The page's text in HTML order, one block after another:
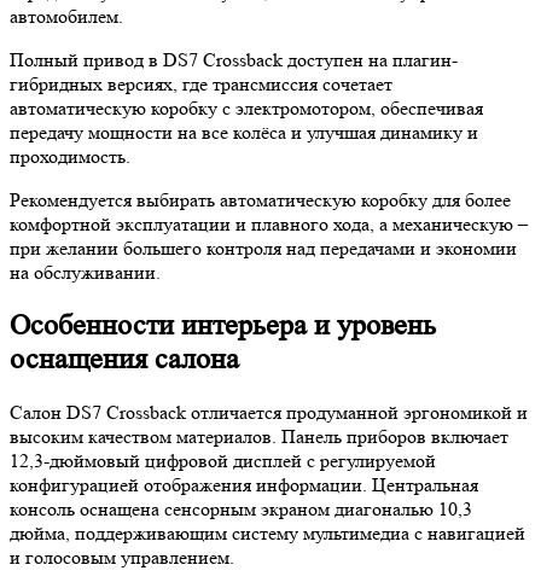
автомобилем.
Полный привод в DS7 Crossback доступен на плагин-
гибридных версиях, где трансмиссия сочетает
автоматическую коробку с электромотором, обеспечивая
передачу мощности на все колёса и улучшая динамику и
проходимость.
Рекомендуется выбирать автоматическую коробку для более
комфортной эксплуатации и плавного хода, а механическую –
при желании большего контроля над передачами и экономии
на обслуживании.
Особенности интерьера и уровень
оснащения салона
Салон DS7 Crossback отличается продуманной эргономикой и
высоким качеством материалов. Панель приборов включает
12,3-дюймовый цифровой дисплей с регулируемой
конфигурацией отображения информации. Центральная
консоль оснащена сенсорным экраном диагональю 10,3
дюйма, поддерживающим систему мультимедиа с навигацией
и голосовым управлением.